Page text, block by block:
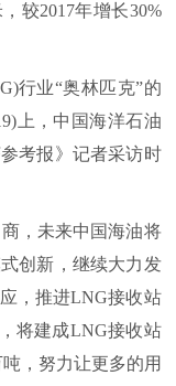
较2017年增长30%
行业“奥林匹克”的
上，中国海洋石油
考报》记者采访时
，未来中国海油将
创新，继续大力发
，推进LNG接收站
将建成LNG接收站
，努力让更多的用